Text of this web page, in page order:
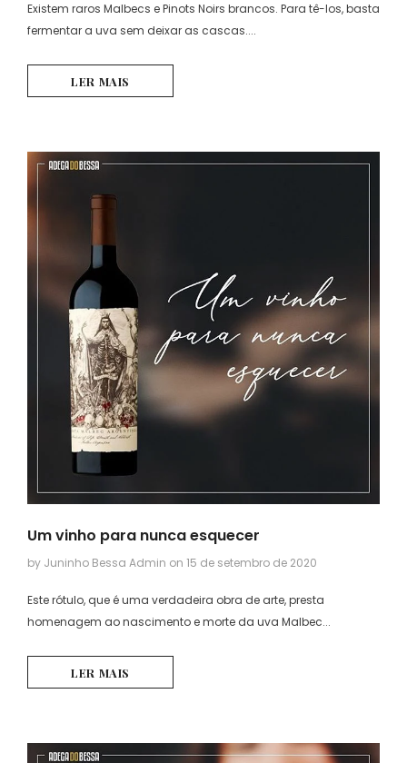
Existem raros Malbecs e Pinots Noirs brancos. Para tê-los, basta
fermentar a uva sem deixar as cascas....
LER MAIS
Um vinho para nunca esquecer
by Juninho Bessa Admin on 15 de setembro de 2020
Este rótulo, que é uma verdadeira obra de arte, presta
homenagem ao nascimento e morte da uva Malbec...
LER MAIS